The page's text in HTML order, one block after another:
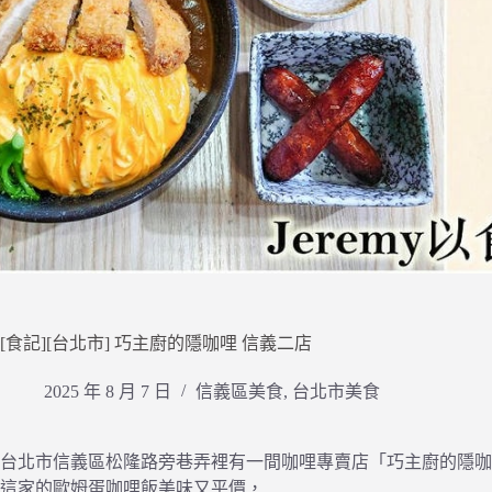
[食記][台北市] 巧主廚的隱咖哩 信義二店
2025 年 8 月 7 日 信義區美食, 台北市美食
台北市信義區松隆路旁巷弄裡有一間咖哩專賣店「巧主廚的隱